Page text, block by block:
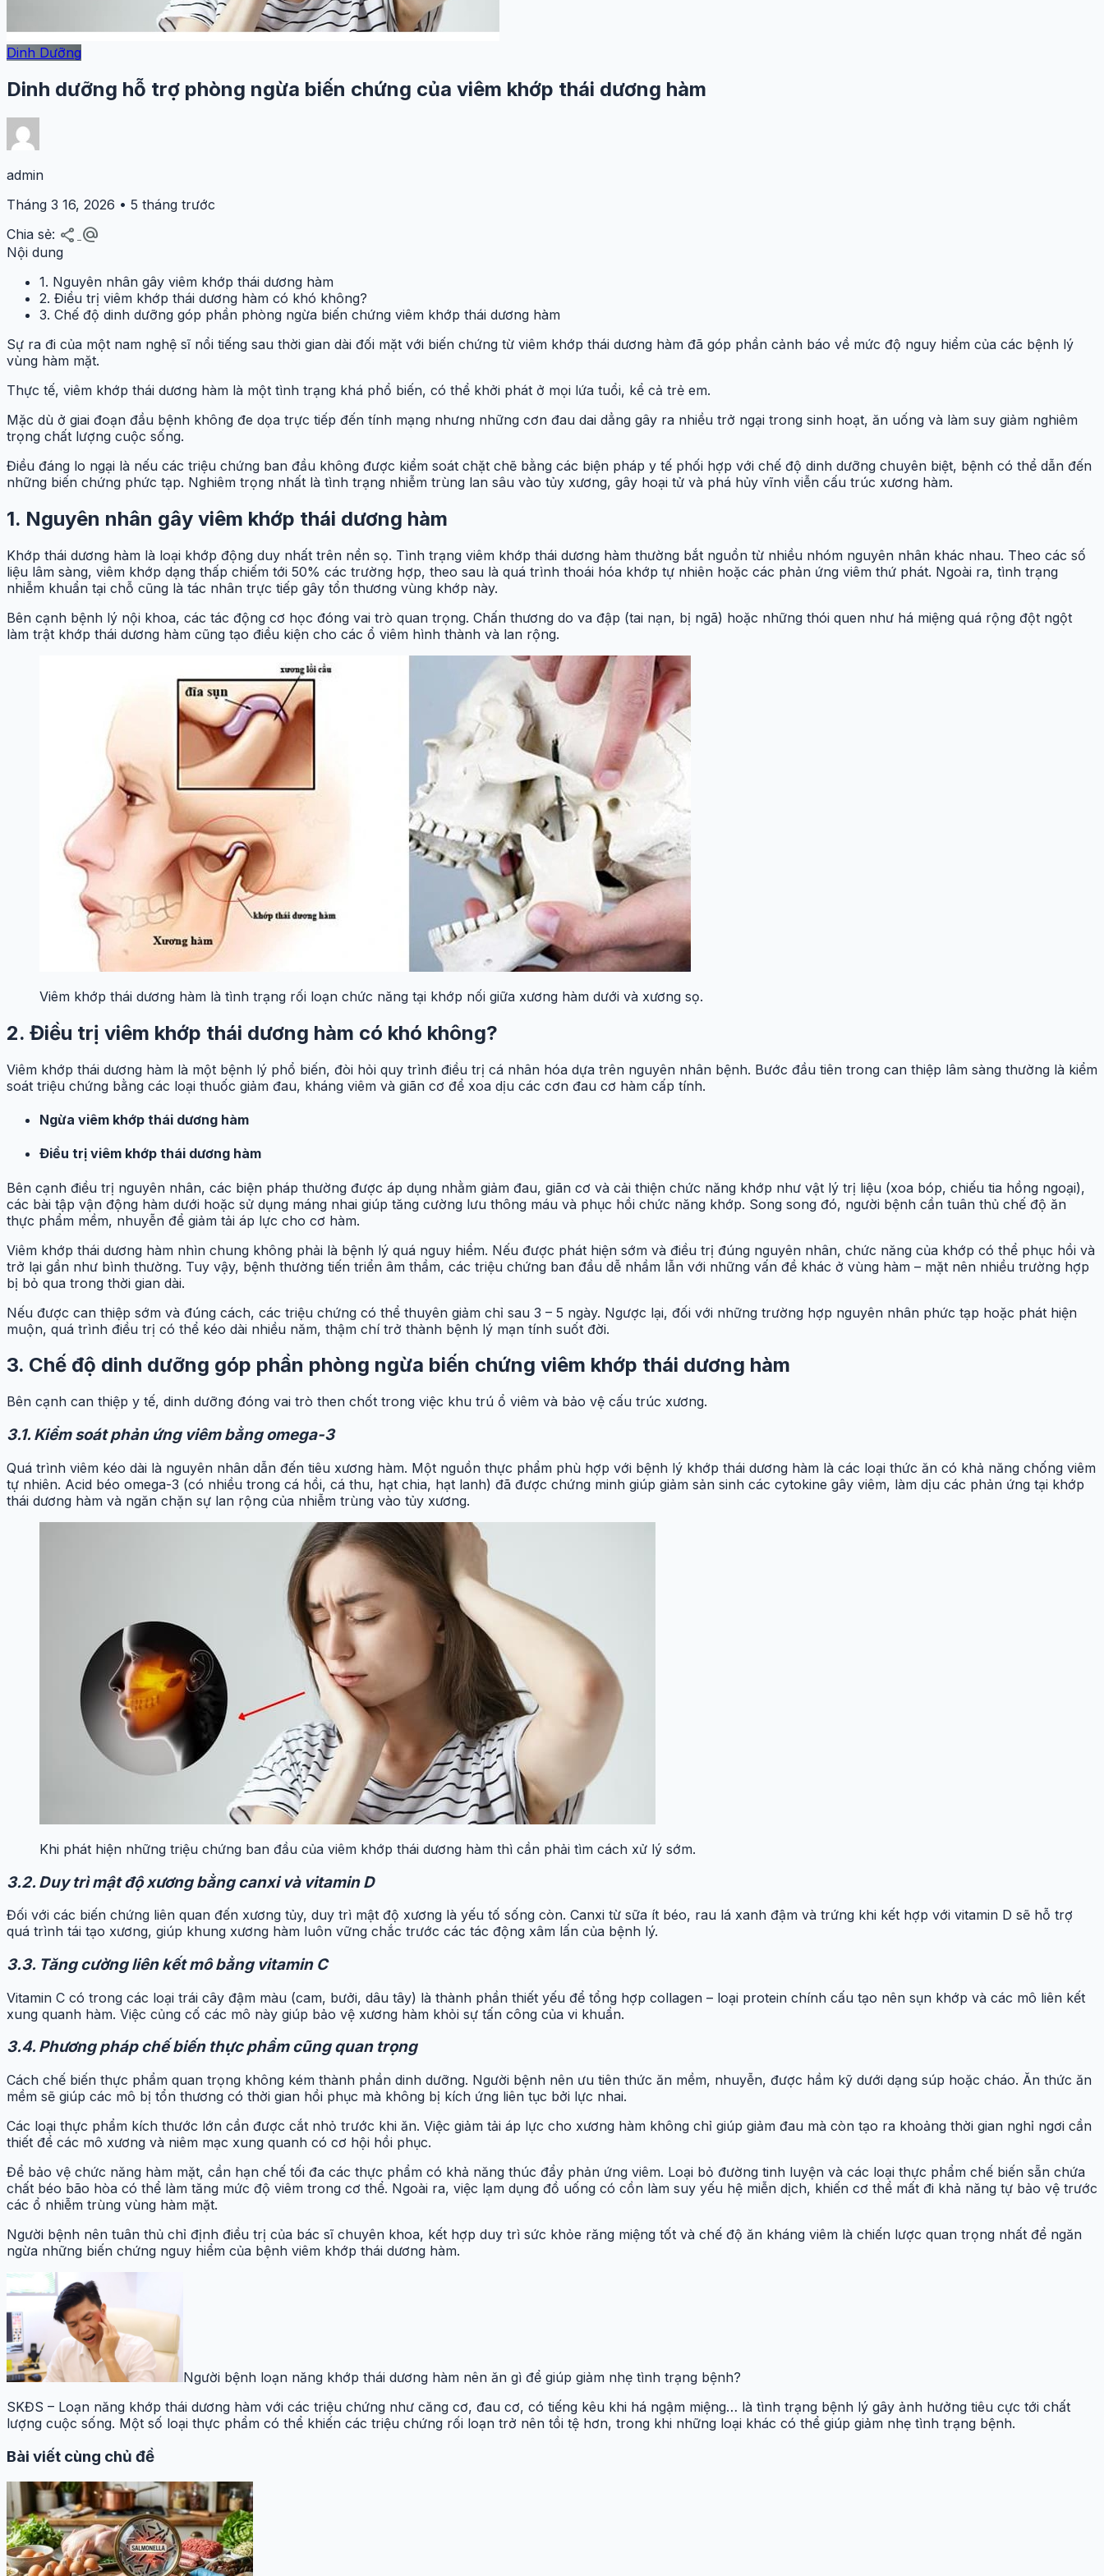
Dinh Dưỡng
Dinh dưỡng hỗ trợ phòng ngừa biến chứng của viêm khớp thái dương hàm
admin
Tháng 3 16, 2026 • 5 tháng trước
Chia sẻ: share alternate_email
Nội dung
1. Nguyên nhân gây viêm khớp thái dương hàm
2. Điều trị viêm khớp thái dương hàm có khó không?
3. Chế độ dinh dưỡng góp phần phòng ngừa biến chứng viêm khớp thái dương hàm
Sự ra đi của một nam nghệ sĩ nổi tiếng sau thời gian dài đối mặt với biến chứng từ viêm khớp thái dương hàm đã góp phần cảnh báo về mức độ nguy hiểm của các bệnh lý
vùng hàm mặt.
Thực tế, viêm khớp thái dương hàm là một tình trạng khá phổ biến, có thể khởi phát ở mọi lứa tuổi, kể cả trẻ em.
Mặc dù ở giai đoạn đầu bệnh không đe dọa trực tiếp đến tính mạng nhưng những cơn đau dai dẳng gây ra nhiều trở ngại trong sinh hoạt, ăn uống và làm suy giảm nghiêm
trọng chất lượng cuộc sống.
Điều đáng lo ngại là nếu các triệu chứng ban đầu không được kiểm soát chặt chẽ bằng các biện pháp y tế phối hợp với chế độ dinh dưỡng chuyên biệt, bệnh có thể dẫn đến
những biến chứng phức tạp. Nghiêm trọng nhất là tình trạng nhiễm trùng lan sâu vào tủy xương, gây hoại tử và phá hủy vĩnh viễn cấu trúc xương hàm.
1. Nguyên nhân gây viêm khớp thái dương hàm
Khớp thái dương hàm là loại khớp động duy nhất trên nền sọ. Tình trạng viêm khớp thái dương hàm thường bắt nguồn từ nhiều nhóm nguyên nhân khác nhau. Theo các số
liệu lâm sàng, viêm khớp dạng thấp chiếm tới 50% các trường hợp, theo sau là quá trình thoái hóa khớp tự nhiên hoặc các phản ứng viêm thứ phát. Ngoài ra, tình trạng
nhiễm khuẩn tại chỗ cũng là tác nhân trực tiếp gây tổn thương vùng khớp này.
Bên cạnh bệnh lý nội khoa, các tác động cơ học đóng vai trò quan trọng. Chấn thương do va đập (tai nạn, bị ngã) hoặc những thói quen như há miệng quá rộng đột ngột
làm trật khớp thái dương hàm cũng tạo điều kiện cho các ổ viêm hình thành và lan rộng.
Viêm khớp thái dương hàm là tình trạng rối loạn chức năng tại khớp nối giữa xương hàm dưới và xương sọ.
2. Điều trị viêm khớp thái dương hàm có khó không?
Viêm khớp thái dương hàm là một bệnh lý phổ biến, đòi hỏi quy trình điều trị cá nhân hóa dựa trên nguyên nhân bệnh. Bước đầu tiên trong can thiệp lâm sàng thường là kiểm
soát triệu chứng bằng các loại thuốc giảm đau, kháng viêm và giãn cơ để xoa dịu các cơn đau cơ hàm cấp tính.
Ngừa viêm khớp thái dương hàm
Điều trị viêm khớp thái dương hàm
Bên cạnh điều trị nguyên nhân, các biện pháp thường được áp dụng nhằm giảm đau, giãn cơ và cải thiện chức năng khớp như vật lý trị liệu (xoa bóp, chiếu tia hồng ngoại),
các bài tập vận động hàm dưới hoặc sử dụng máng nhai giúp tăng cường lưu thông máu và phục hồi chức năng khớp. Song song đó, người bệnh cần tuân thủ chế độ ăn
thực phẩm mềm, nhuyễn để giảm tải áp lực cho cơ hàm.
Viêm khớp thái dương hàm nhìn chung không phải là bệnh lý quá nguy hiểm. Nếu được phát hiện sớm và điều trị đúng nguyên nhân, chức năng của khớp có thể phục hồi và
trở lại gần như bình thường. Tuy vậy, bệnh thường tiến triển âm thầm, các triệu chứng ban đầu dễ nhầm lẫn với những vấn đề khác ở vùng hàm – mặt nên nhiều trường hợp
bị bỏ qua trong thời gian dài.
Nếu được can thiệp sớm và đúng cách, các triệu chứng có thể thuyên giảm chỉ sau 3 – 5 ngày. Ngược lại, đối với những trường hợp nguyên nhân phức tạp hoặc phát hiện
muộn, quá trình điều trị có thể kéo dài nhiều năm, thậm chí trở thành bệnh lý mạn tính suốt đời.
3. Chế độ dinh dưỡng góp phần phòng ngừa biến chứng viêm khớp thái dương hàm
Bên cạnh can thiệp y tế, dinh dưỡng đóng vai trò then chốt trong việc khu trú ổ viêm và bảo vệ cấu trúc xương.
3.1. Kiểm soát phản ứng viêm bằng omega-3
Quá trình viêm kéo dài là nguyên nhân dẫn đến tiêu xương hàm. Một nguồn thực phẩm phù hợp với bệnh lý khớp thái dương hàm là các loại thức ăn có khả năng chống viêm
tự nhiên. Acid béo omega-3 (có nhiều trong cá hồi, cá thu, hạt chia, hạt lanh) đã được chứng minh giúp giảm sản sinh các cytokine gây viêm, làm dịu các phản ứng tại khớp
thái dương hàm và ngăn chặn sự lan rộng của nhiễm trùng vào tủy xương.
Khi phát hiện những triệu chứng ban đầu của viêm khớp thái dương hàm thì cần phải tìm cách xử lý sớm.
3.2. Duy trì mật độ xương bằng canxi và vitamin D
Đối với các biến chứng liên quan đến xương tủy, duy trì mật độ xương là yếu tố sống còn. Canxi từ sữa ít béo, rau lá xanh đậm và trứng khi kết hợp với vitamin D sẽ hỗ trợ
quá trình tái tạo xương, giúp khung xương hàm luôn vững chắc trước các tác động xâm lấn của bệnh lý.
3.3. Tăng cường liên kết mô bằng vitamin C
Vitamin C có trong các loại trái cây đậm màu (cam, bưởi, dâu tây) là thành phần thiết yếu để tổng hợp collagen – loại protein chính cấu tạo nên sụn khớp và các mô liên kết
xung quanh hàm. Việc củng cố các mô này giúp bảo vệ xương hàm khỏi sự tấn công của vi khuẩn.
3.4. Phương pháp chế biến thực phẩm cũng quan trọng
Cách chế biến thực phẩm quan trọng không kém thành phần dinh dưỡng. Người bệnh nên ưu tiên thức ăn mềm, nhuyễn, được hầm kỹ dưới dạng súp hoặc cháo. Ăn thức ăn
mềm sẽ giúp các mô bị tổn thương có thời gian hồi phục mà không bị kích ứng liên tục bởi lực nhai.
Các loại thực phẩm kích thước lớn cần được cắt nhỏ trước khi ăn. Việc giảm tải áp lực cho xương hàm không chỉ giúp giảm đau mà còn tạo ra khoảng thời gian nghỉ ngơi cần
thiết để các mô xương và niêm mạc xung quanh có cơ hội hồi phục.
Để bảo vệ chức năng hàm mặt, cần hạn chế tối đa các thực phẩm có khả năng thúc đẩy phản ứng viêm. Loại bỏ đường tinh luyện và các loại thực phẩm chế biến sẵn chứa
chất béo bão hòa có thể làm tăng mức độ viêm trong cơ thể. Ngoài ra, việc lạm dụng đồ uống có cồn làm suy yếu hệ miễn dịch, khiến cơ thể mất đi khả năng tự bảo vệ trước
các ổ nhiễm trùng vùng hàm mặt.
Người bệnh nên tuân thủ chỉ định điều trị của bác sĩ chuyên khoa, kết hợp duy trì sức khỏe răng miệng tốt và chế độ ăn kháng viêm là chiến lược quan trọng nhất để ngăn
ngừa những biến chứng nguy hiểm của bệnh viêm khớp thái dương hàm.
Người bệnh loạn năng khớp thái dương hàm nên ăn gì để giúp giảm nhẹ tình trạng bệnh?
SKĐS – Loạn năng khớp thái dương hàm với các triệu chứng như căng cơ, đau cơ, có tiếng kêu khi há ngậm miệng… là tình trạng bệnh lý gây ảnh hưởng tiêu cực tới chất
lượng cuộc sống. Một số loại thực phẩm có thể khiến các triệu chứng rối loạn trở nên tồi tệ hơn, trong khi những loại khác có thể giúp giảm nhẹ tình trạng bệnh.
Bài viết cùng chủ đề